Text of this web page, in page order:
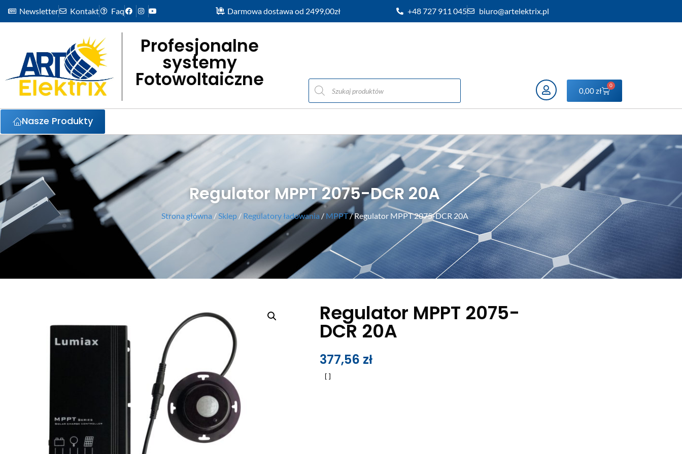
Newsletter Kontakt Faq Darmowa dostawa od 2499,00zł +48 727 911 045 biuro@artelektrix.pl
Profesjonalne
systemy
Fotowoltaiczne 0,00zł
0
Nasze Produkty
Regulator MPPT 2075-DCR 20A
Strona główna /Sklep/ Regulatory ładowania / MPPT/ Regulator MPPT 2075-DCR 20A
Regulator MPPT 2075-
DCR 20A
377,56 zł